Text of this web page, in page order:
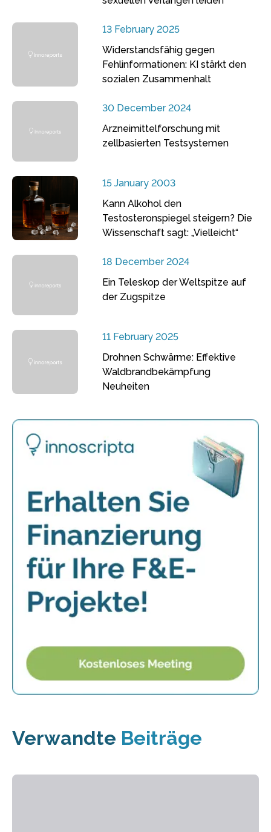
13 February 2025
Widerstandsfähig gegen
Fehlinformationen: KI stärkt den
sozialen Zusammenhalt
30 December 2024
Arzneimittelforschung mit
zellbasierten Testsystemen
15 January 2003
Kann Alkohol den
Testosteronspiegel steigern? Die
Wissenschaft sagt: „Vielleicht“
18 December 2024
Ein Teleskop der Weltspitze auf
der Zugspitze
11 February 2025
Drohnen Schwärme: Effektive
Waldbrandbekämpfung
Neuheiten
Verwandte Beiträge